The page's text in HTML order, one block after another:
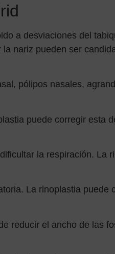
a desviaciones del
nariz pueden ser
pólipos nasales,
puede corregir esta
la respiración. La
La rinoplastia puede
reducir el ancho de las